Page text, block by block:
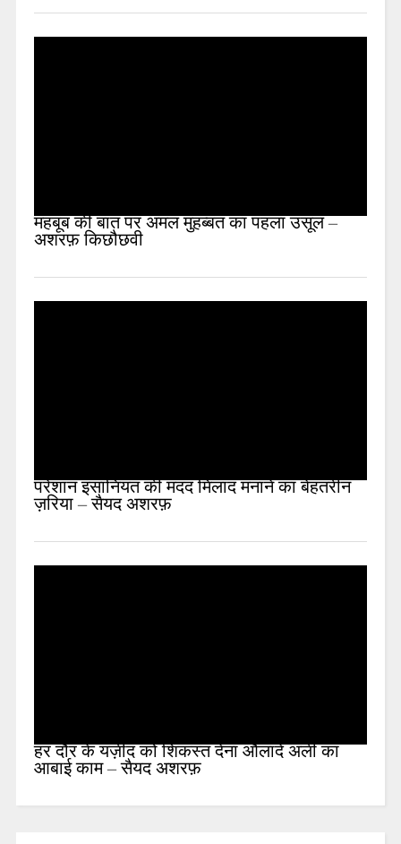
महबूब की बात पर अमल मुहब्बत का पहला उसूल –
अशरफ़ किछौछवी
परेशान इंसानियत की मदद मिलाद मनाने का बेहतरीन
ज़रिया – सैयद अशरफ़
हर दौर के यज़ीद को शिकस्त देना औलादे अली का
आबाई काम – सैयद अशरफ़